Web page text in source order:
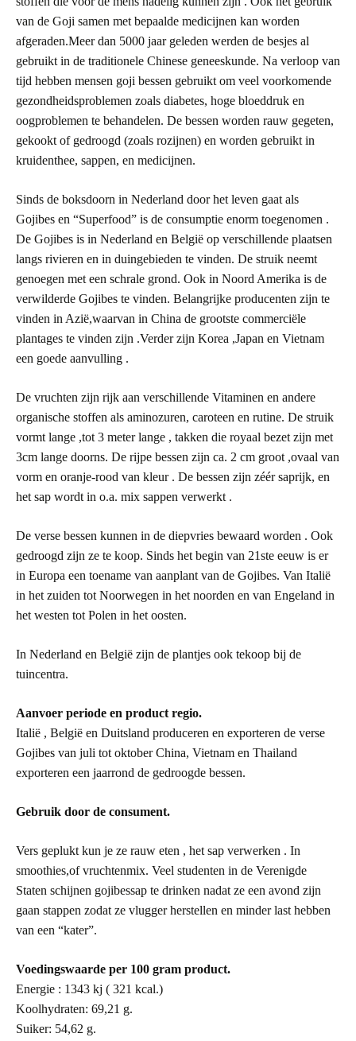
van de Goji samen met bepaalde medicijnen kan worden
afgeraden.Meer dan 5000 jaar geleden werden de besjes al
gebruikt in de traditionele Chinese geneeskunde. Na verloop van
tijd hebben mensen goji bessen gebruikt om veel voorkomende
gezondheidsproblemen zoals diabetes, hoge bloeddruk en
oogproblemen te behandelen. De bessen worden rauw gegeten,
gekookt of gedroogd (zoals rozijnen) en worden gebruikt in
kruidenthee, sappen, en medicijnen.
Sinds de boksdoorn in Nederland door het leven gaat als
Gojibes en “Superfood” is de consumptie enorm toegenomen .
De Gojibes is in Nederland en België op verschillende plaatsen
langs rivieren en in duingebieden te vinden. De struik neemt
genoegen met een schrale grond. Ook in Noord Amerika is de
verwilderde Gojibes te vinden. Belangrijke producenten zijn te
vinden in Azië,waarvan in China de grootste commerciële
plantages te vinden zijn .Verder zijn Korea ,Japan en Vietnam
een goede aanvulling .
De vruchten zijn rijk aan verschillende Vitaminen en andere
organische stoffen als aminozuren, caroteen en rutine. De struik
vormt lange ,tot 3 meter lange , takken die royaal bezet zijn met
3cm lange doorns. De rijpe bessen zijn ca. 2 cm groot ,ovaal van
vorm en oranje-rood van kleur . De bessen zijn zéér saprijk, en
het sap wordt in o.a. mix sappen verwerkt .
De verse bessen kunnen in de diepvries bewaard worden . Ook
gedroogd zijn ze te koop. Sinds het begin van 21ste eeuw is er
in Europa een toename van aanplant van de Gojibes. Van Italië
in het zuiden tot Noorwegen in het noorden en van Engeland in
het westen tot Polen in het oosten.
In Nederland en België zijn de plantjes ook tekoop bij de
tuincentra.
Aanvoer periode en product regio.
Italië , België en Duitsland produceren en exporteren de verse
Gojibes van juli tot oktoberChina, Vietnam en Thailand
exporteren een jaarrond de gedroogde bessen.
Gebruik door de consument.
Vers geplukt kun je ze rauw eten , het sap verwerken . In
smoothies,of vruchtenmix. Veel studenten in de Verenigde
Staten schijnen gojibessap te drinken nadat ze een avond zijn
gaan stappen zodat ze vlugger herstellen en minder last hebben
van een “kater”.
Voedingswaarde per 100 gram product.
Energie : 1343 kj ( 321 kcal.)
Koolhydraten: 69,21 g.
Suiker: 54,62 g.